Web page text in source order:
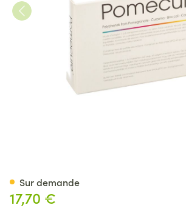
17,70 €
Sur demande